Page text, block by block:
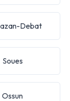
Debat
Soues
Ossun